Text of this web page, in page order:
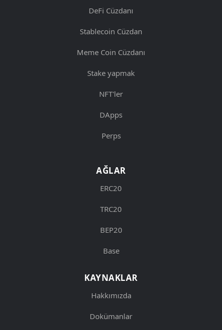
DeFi Cüzdanı
Stablecoin Cüzdan
Meme Coin Cüzdanı
Stake yapmak
NFT'ler
DApps
Perps
AĞLAR
ERC20
TRC20
BEP20
Base
KAYNAKLAR
Hakkımızda
Dokümanlar